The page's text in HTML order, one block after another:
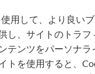
RSS | XML | プライ
用して、より良い
し、サイトのトラフ
テンツをパーソナラ
トを使用すると、